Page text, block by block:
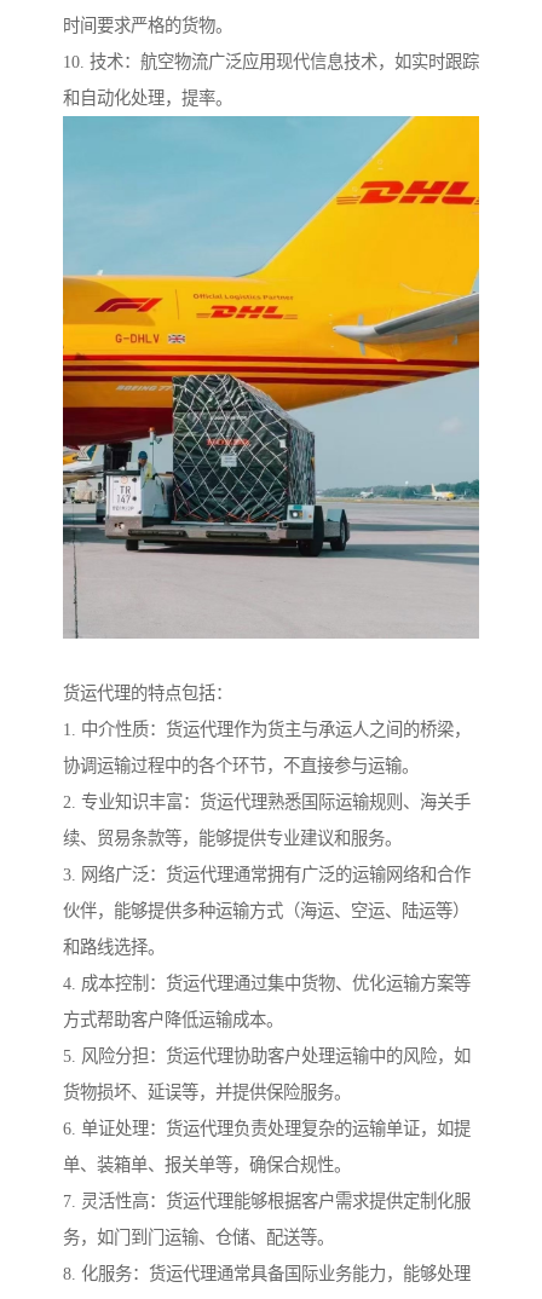
时间要求严格的货物。
10. 技术：航空物流广泛应用现代信息技术，如实时跟踪
和自动化处理，提率。
货运代理的特点包括：
1. 中介性质：货运代理作为货主与承运人之间的桥梁，
协调运输过程中的各个环节，不直接参与运输。
2. 专业知识丰富：货运代理熟悉国际运输规则、海关手
续、贸易条款等，能够提供专业建议和服务。
3. 网络广泛：货运代理通常拥有广泛的运输网络和合作
伙伴，能够提供多种运输方式（海运、空运、陆运等）
和路线选择。
4. 成本控制：货运代理通过集中货物、优化运输方案等
方式帮助客户降低运输成本。
5. 风险分担：货运代理协助客户处理运输中的风险，如
货物损坏、延误等，并提供保险服务。
6. 单证处理：货运代理负责处理复杂的运输单证，如提
单、装箱单、报关单等，确保合规性。
7. 灵活性高：货运代理能够根据客户需求提供定制化服
务，如门到门运输、仓储、配送等。
8. 化服务：货运代理通常具备国际业务能力，能够处理